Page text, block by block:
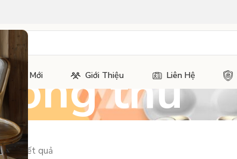
Tức Mới Giới Thiệu Liên Hệ
thu
18 kết quả